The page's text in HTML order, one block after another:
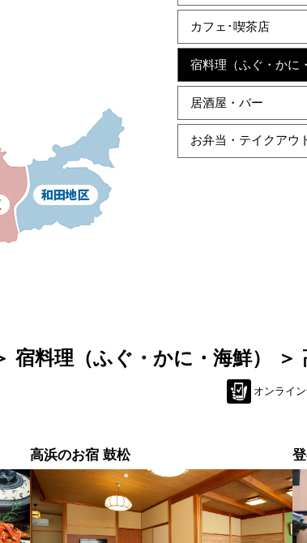
カフェ･喫茶店
宿料理（ふぐ・かに
居酒屋・バー
お弁当・テイクアウ
宿料理（ふぐ・かに・海鮮） ＞
オンライ
高浜のお宿 鼓松